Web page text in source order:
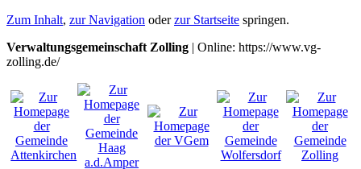
Zum Inhalt, zur Navigation oderzur Startseite springen.
Verwaltungsgemeinschaft Zolling | Online: https://www.vg-
zolling.de/